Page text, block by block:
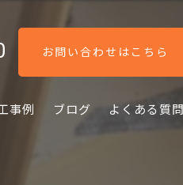
お問い合わせはこちら
事例 ブログ よくある質問